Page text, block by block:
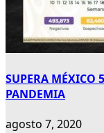
SUPERA MÉXICO
PANDEMIA
agosto 7, 2020